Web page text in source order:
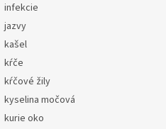
infekcie
jazvy
kašel
kŕče
kŕčové žily
kyselina močová
kurie oko